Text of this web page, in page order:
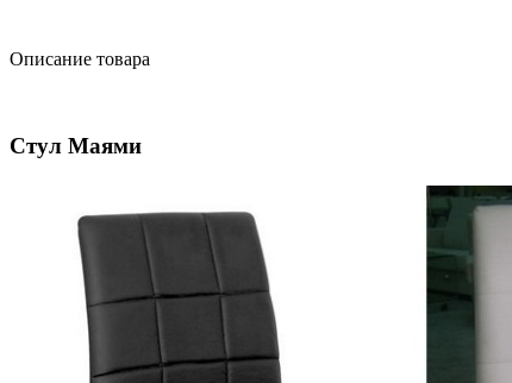
Описание товара
Стул Маями